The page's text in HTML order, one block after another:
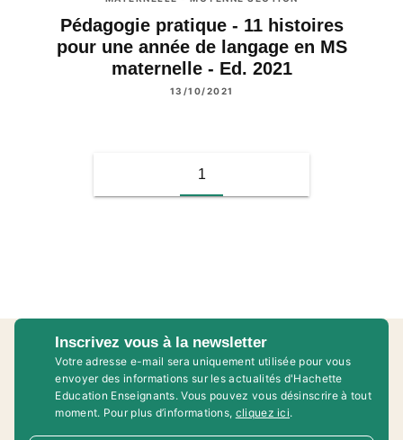
Pédagogie pratique - 11 histoires
pour une année de langage en MS
maternelle - Ed. 2021
13/10/2021
1
Inscrivez vous à la newsletter
Votre adresse e-mail sera uniquement utilisée pour vous
envoyer des informations sur les actualités d'Hachette
Education Enseignants. Vous pouvez vous désinscrire à tout
moment. Pour plus d’informations, cliquez ici.